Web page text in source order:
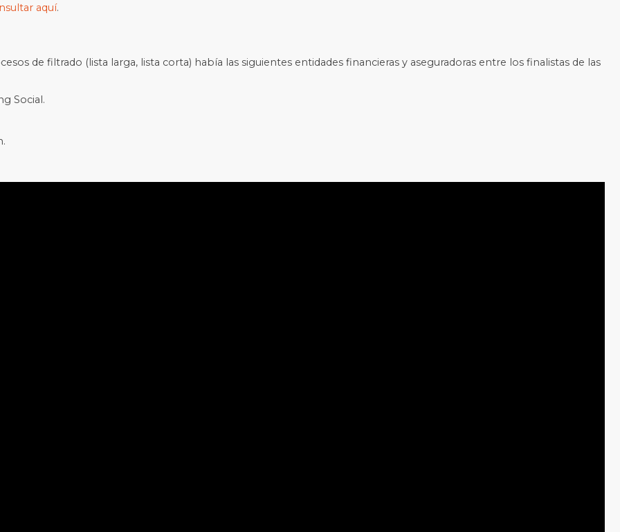
aquí.
de filtrado (lista larga, lista corta) había las siguientes entidades financieras y aseguradoras entre los finalistas de las
Social.